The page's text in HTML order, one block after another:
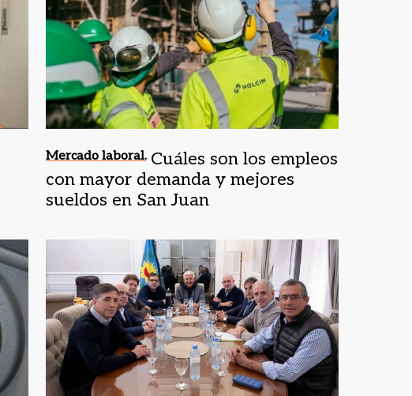
Mercado laboral. Cuáles son los empleos
con mayor demanda y mejores
sueldos en San Juan